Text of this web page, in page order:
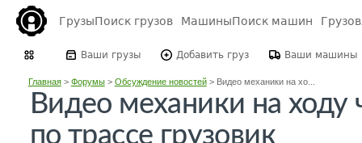
ГрузыПоиск грузов МашиныПоиск машин
Ваши грузы Добавить груз Ваши машины
Главная> Форумы> Обсуждение новостей> Видео механики на хо...
Видео механики на
по трассе грузовик